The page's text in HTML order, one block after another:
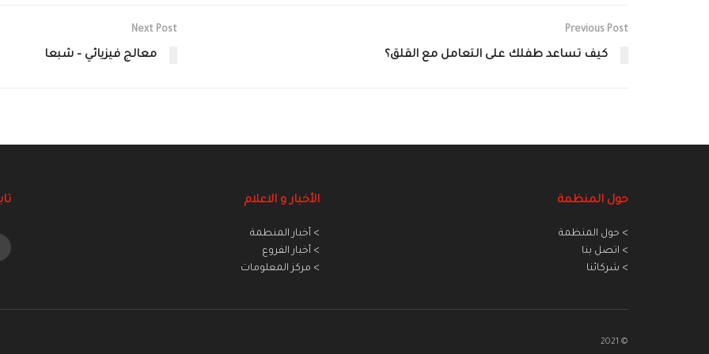
Previous Post
كيف تساعد طفلك على التعامل مع القلق؟
Next Post
معالج فيزيائي – شبعا
حول المنظمة
> حول المنظمة
> اتصل بنا
> شركائنا
الأخبار و الاعلام
> أخبار المنطمة
> أخبار الفروع
> مركز المعلومات
© 2021